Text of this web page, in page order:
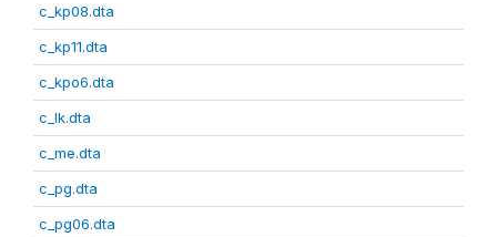
c_kp08.dta
c_kp11.dta
c_kpo6.dta
c_lk.dta
c_me.dta
c_pg.dta
c_pg06.dta